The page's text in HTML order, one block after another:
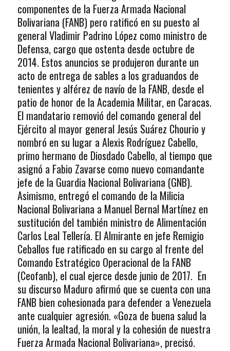
componentes de la Fuerza Armada Nacional
Bolivariana (FANB) pero ratificó en su puesto al
general Vladimir Padrino López como ministro de
Defensa, cargo que ostenta desde octubre de
2014. Estos anuncios se produjeron durante un
acto de entrega de sables a los graduandos de
tenientes y alférez de navío de la FANB, desde el
patio de honor de la Academia Militar, en Caracas.
El mandatario removió del comando general del
Ejército al mayor general Jesús Suárez Chourio y
nombró en su lugar a Alexis Rodríguez Cabello,
primo hermano de Diosdado Cabello, al tiempo que
asignó a Fabio Zavarse como nuevo comandante
jefe de la Guardia Nacional Bolivariana (GNB).
Asimismo, entregó el comando de la Milicia
Nacional Bolivariana a Manuel Bernal Martínez en
sustitución del también ministro de Alimentación
Carlos Leal Tellería. El Almirante en jefe Remigio
Ceballos fue ratificado en su cargo al frente del
Comando Estratégico Operacional de la FANB
(Ceofanb), el cual ejerce desde junio de 2017. En
su discurso Maduro afirmó que se cuenta con una
FANB bien cohesionada para defender a Venezuela
ante cualquier agresión. «Goza de buena salud la
unión, la lealtad, la moral y la cohesión de nuestra
Fuerza Armada Nacional Bolivariana», precisó.